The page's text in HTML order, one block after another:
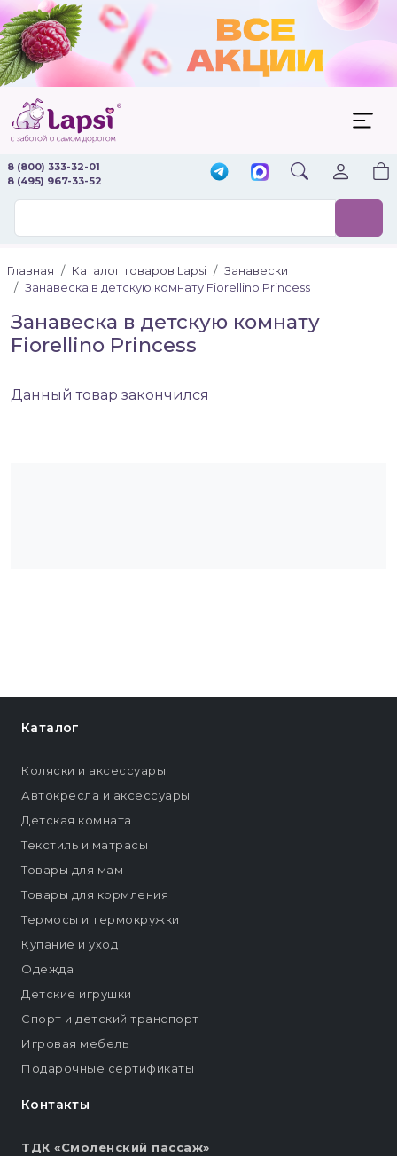
8 (800) 333-32-01
8 (495) 967-33-52
Главная Каталог товаров Lapsi
Занавески
Занавеска в детскую комнату Fiorellino Princess
Занавеска в детскую комнату
Fiorellino Princess
Данный товар закончился
Контакты
ТДК «Смоленский пассаж»
Каталог
Коляски и аксессуары
Автокресла и аксессуары
Детская комната
Текстиль и матрасы
Товары для мам
Товары для кормления
Термосы и термокружки
Купание и уход
Одежда
Детские игрушки
Спорт и детский транспорт
Игровая мебель
Подарочные сертификаты